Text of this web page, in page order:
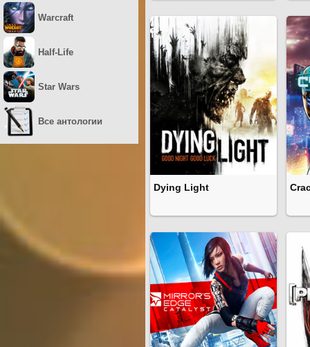
Dying Light
Warcraft
Half-Life
Star Wars
Все антологии